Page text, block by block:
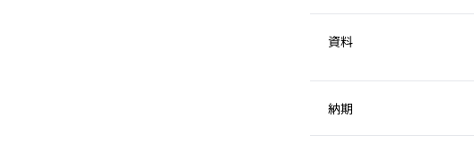
資料
納期